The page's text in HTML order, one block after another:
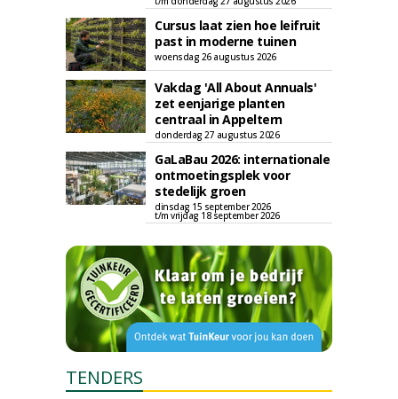
Cursus laat zien hoe leifruit
past in moderne tuinen
woensdag 26 augustus 2026
Vakdag 'All About Annuals'
zet eenjarige planten
centraal in Appeltern
donderdag 27 augustus 2026
GaLaBau 2026: internationale
ontmoetingsplek voor
stedelijk groen
dinsdag 15 september 2026
t/m vrijdag 18 september 2026
TENDERS